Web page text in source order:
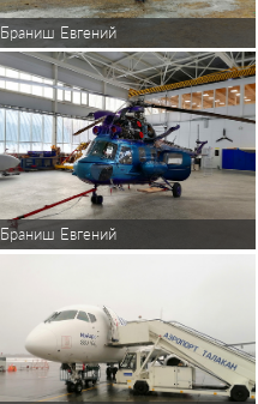
Браниш Евгений
Браниш Евгений